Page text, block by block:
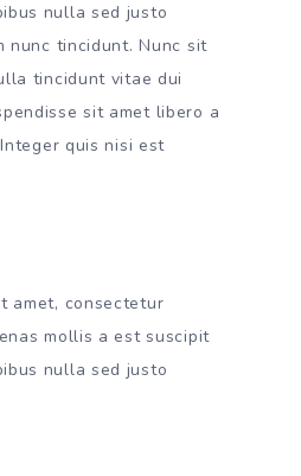
nulla sed justo
nunc tincidunt. Nunc sit
tincidunt vitae dui
sit amet libero a
quis nisi est
amet, consectetur
mollis a est suscipit
nulla sed justo